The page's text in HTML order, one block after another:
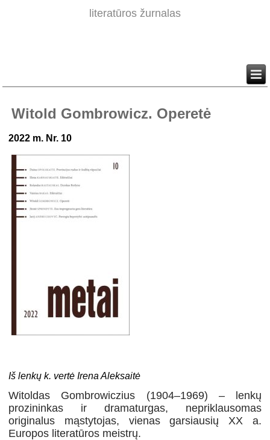
literatūros žurnalas
Witold Gombrowicz. Operetė
2022 m. Nr. 10
Iš lenkų k. vertė Irena Aleksaitė
Witoldas Gombrowiczius (1904–1969) – lenkų
prozininkas ir dramaturgas, nepriklausomas
originalus mąstytojas, vienas garsiausių XX a.
Europos literatūros meistrų.